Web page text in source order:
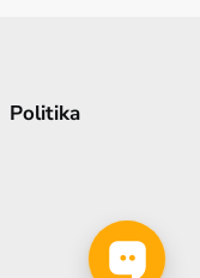
Politika